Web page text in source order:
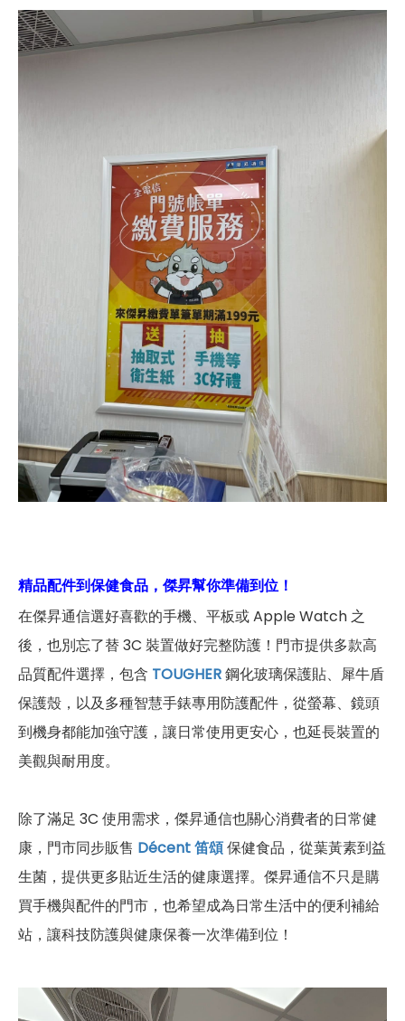
精品配件到保健食品，傑昇幫你準備到位！
在傑昇通信選好喜歡的手機、平板或 Apple Watch 之
後，也別忘了替 3C 裝置做好完整防護！門市提供多款高
品質配件選擇，包含 TOUGHER鋼化玻璃保護貼、犀牛盾
保護殼，以及多種智慧手錶專用防護配件，從螢幕、鏡頭
到機身都能加強守護，讓日常使用更安心，也延長裝置的
美觀與耐用度。
除了滿足 3C 使用需求，傑昇通信也關心消費者的日常健
康，門市同步販售 Décent 笛頌保健食品，從葉黃素到益
生菌，提供更多貼近生活的健康選擇。傑昇通信不只是購
買手機與配件的門市，也希望成為日常生活中的便利補給
站，讓科技防護與健康保養一次準備到位！